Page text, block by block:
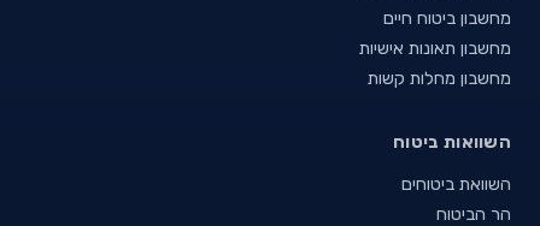
מחשבון ביטוח חיים
מחשבון תאונות אישיות
מחשבון מחלות קשות
השוואות ביטוח
השוואת ביטוחים
הר הביטוח